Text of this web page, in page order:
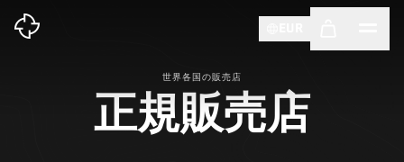
世界各国の販売店
正規販売店